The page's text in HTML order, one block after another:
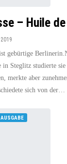
– Huile
gebürtige
in Steglitz studierte
merkte aber
sich von der…